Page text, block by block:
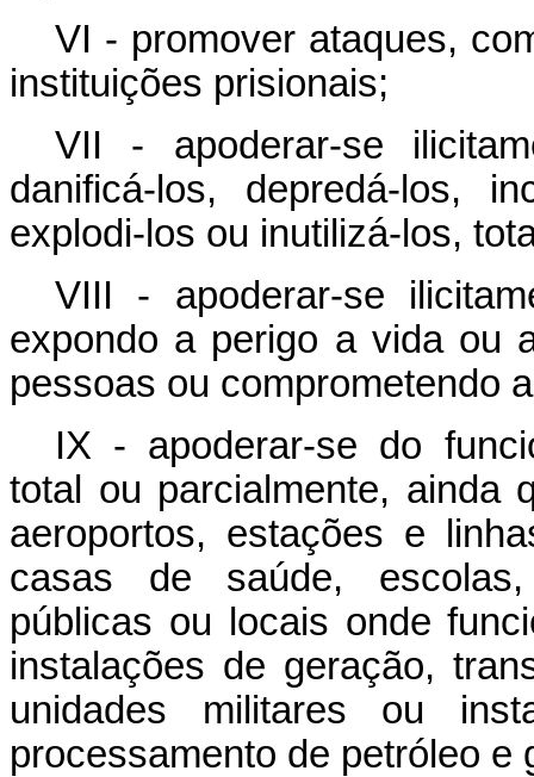
VI - promover ataques,
instituições prisionais;
VII - apoderar-se
danificá-los, depredá-los,
explodi-los ou inutilizá-los,
VIII - apoderar-se
expondo a perigo a vida ou
pessoas ou comprometendo
IX - apoderar-se do
total ou parcialmente, ainda
aeroportos, estações e
casas de saúde, escolas,
públicas ou locais onde
instalações de geração,
unidades militares ou
processamento de petróleo e